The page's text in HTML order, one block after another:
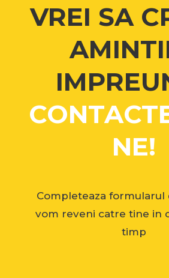
VREI SA
NE!
Completeaza formularul
vom reveni catre tine in
timp